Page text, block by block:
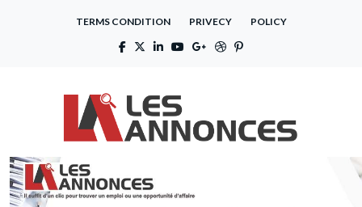
TERMS CONDITION PRIVECY POLICY